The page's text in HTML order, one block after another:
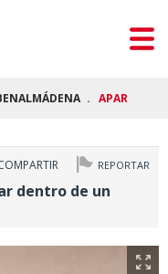
REPORTAR
dentro de un